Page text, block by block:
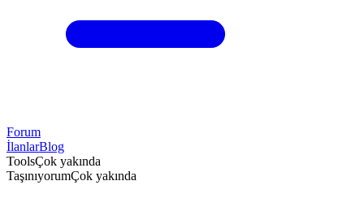
Forum
İlanlarBlog
ToolsÇok yakında
TaşınıyorumÇok yakında